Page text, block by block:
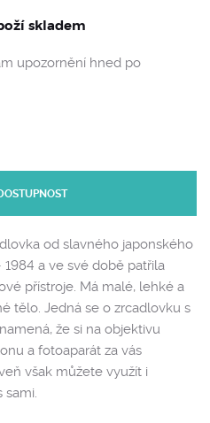
skladem
upozornění hned po
od slavného japonského
1984 a ve své době patřila
přístroje. Má malé, lehké a
tělo. Jedná se o zrcadlovku s
že si na objektivu
a fotoaparát za vás
však můžete využít i
sami.